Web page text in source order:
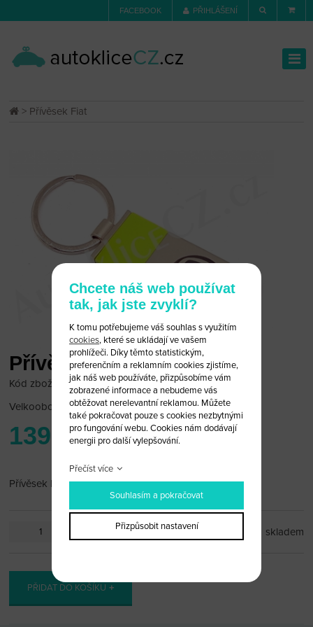
FACEBOOK PŘIHLÁŠENÍ
> Přívěsek Fiat
Přívěsek Fiat
Kód zboží: FIAT_PR33
Velkoobchodní cena: po přihlášení
139 Kč
Přívěsek Fiat
skladem
PŘIDAT DO KOŠÍKU
Chcete náš web používat
tak, jak jste zvyklí?
K tomu potřebujeme váš souhlas s využitím
cookies, které se ukládají ve vašem
prohlížeči. Díky těmto statistickým,
preferenčním a reklamním cookies zjistíme,
jak náš web používáte, přizpůsobíme vám
zobrazené informace a nebudeme vás
obtěžovat nerelevantní reklamou. Můžete
také pokračovat pouze s cookies nezbytnými
pro fungování webu. Cookies nám dodávají
energii pro další vylepšování.
Přečíst více
Souhlasím a pokračovat
Přizpůsobit nastavení